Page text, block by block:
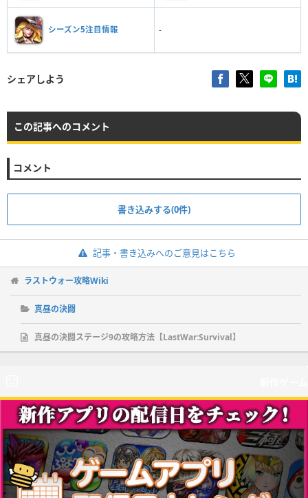
シーズン5注目情報 -
シェアしよう
この記事へのコメント
コメント
書き込みする(0件)
記事・書き込みへのご意見はこちら
ラストウォー攻略Wiki
真昼の決闘
真昼の決闘ステージ9の攻略方法【LastWar:Survival】